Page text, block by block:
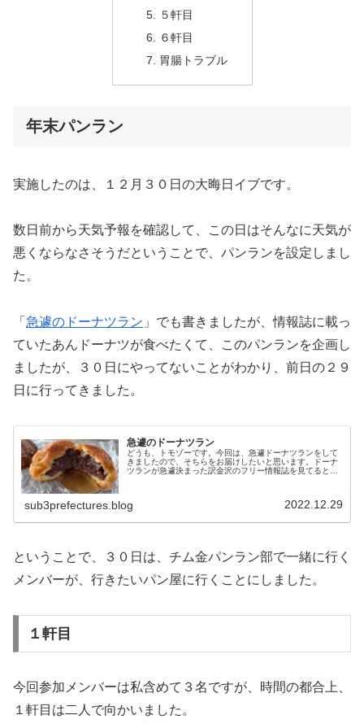
５軒目
６軒目
胃腸トラブル
年末パンラン
実施したのは、１２月３０日の大晦日イブです。
数日前から天気予報を確認して、この日はそんなに天気が
悪くならなさそうだということで、パンランを設定しまし
た。
「 急遽のドーナツラン 」でも書きましたが、情報誌に載っ
ていたあんドーナツが食べたくて、このパンランを企画し
ましたが、３０日にやってないことがわかり、前日の２９
日に行ってきました。
急遽のドーナツラン
どうも、トモゾーです。今回は、急遽ドーナツランをして
きましたので、そちらをお届けしたいと思います。ドーナ
ツランが急遽決まった訳金沢のフリー情報誌を見てると、
sub3prefectures.blog 2022.12.29
ということで、３０日は、チム金パンラン部で一緒に行く
メンバーが、行きたいパン屋に行くことにしました。
１軒目
今回参加メンバーは私含めて３名ですが、時間の都合上、
１軒目は二人で向かいました。